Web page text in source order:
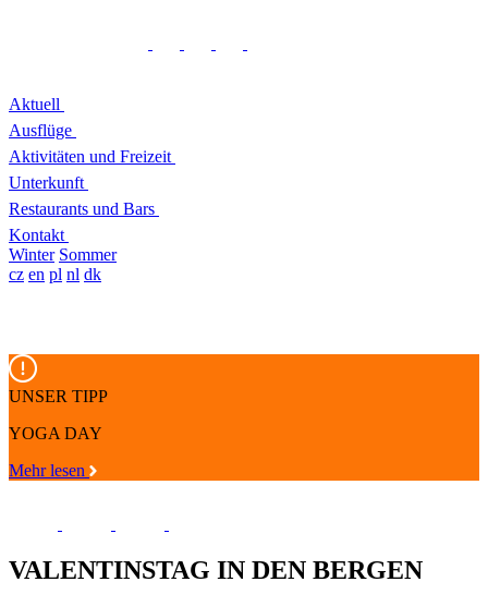
Aktuell
Ausflüge
Aktivitäten und Freizeit
Unterkunft
Restaurants und Bars
Kontakt
Winter Sommer
cz en pl nl dk
UNSER TIPP
YOGA DAY
Mehr lesen
VALENTINSTAG IN DEN BERGEN